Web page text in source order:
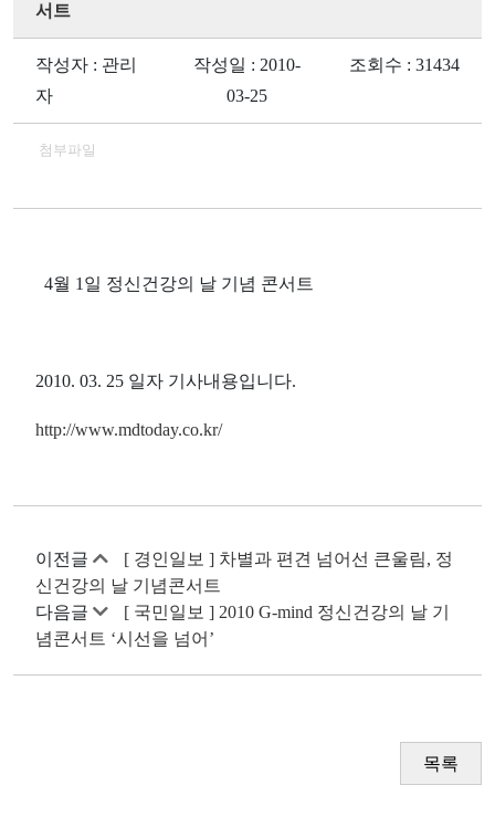
서트
작성자 : 관리
자
작성일 : 2010-
03-25
조회수 : 31434
첨부파일
4월 1일 정신건강의 날 기념 콘서트
2010. 03. 25 일자 기사내용입니다.
http://www.mdtoday.co.kr/
이전글
[ 경인일보 ] 차별과 편견 넘어선 큰울림, 정
신건강의 날 기념콘서트
다음글
[ 국민일보 ] 2010 G-mind 정신건강의 날 기
념콘서트 ‘시선을 넘어’
목록